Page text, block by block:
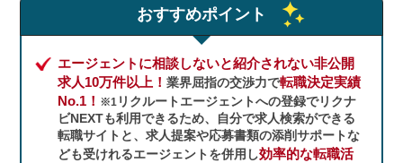
おすすめポイント
エージェントに相談しないと紹介されない非公開
求人10万件以上！業界屈指の交渉力で転職決定実績
No.1！ ※1 リクルートエージェントへの登録でリクナ
ビNEXTも利用できるため、自分で求人検索ができる
転職サイトと、求人提案や応募書類の添削サポートな
ども受けれるエージェントを併用し効率的な転職活